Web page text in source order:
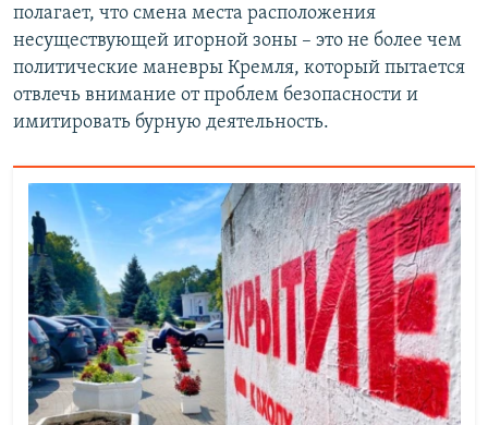
полагает, что смена места расположения
несуществующей игорной зоны – это не более чем
политические маневры Кремля, который пытается
отвлечь внимание от проблем безопасности и
имитировать бурную деятельность.